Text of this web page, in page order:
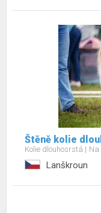
Štěně kolie
Kolie dlouhosrstá Na
Lanškroun